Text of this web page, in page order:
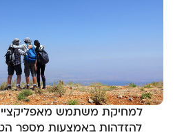
למחיקת משתמש
להזדהות באמצעות מספר